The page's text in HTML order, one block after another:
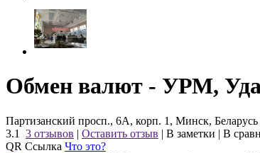
Обмен валют - УРМ,
Партизанский просп., 6А, корп. 1, Минск, Беларусь
3.1
3 отзывов | Оставить отзыв | В заметки | В
QR Ссылка Что это?